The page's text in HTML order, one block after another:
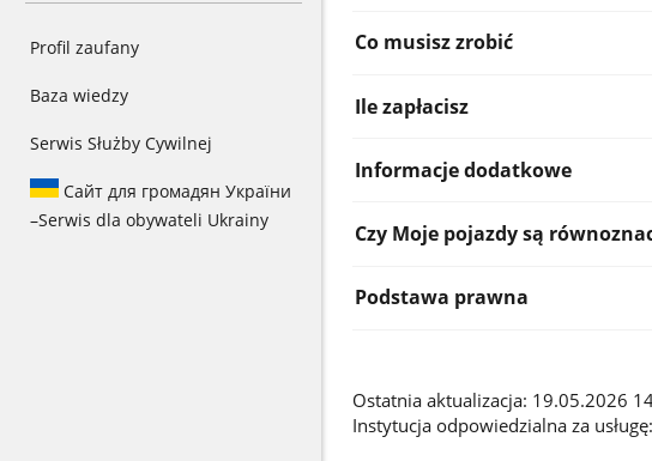
Profil zaufany
Baza wiedzy
Serwis Służby Cywilnej
Сайт для громадян України
–Serwis dla obywateli Ukrainy
Co musisz zrobić
Ile zapłacisz
Informacje dodatkowe
Czy Moje pojazdy są
Podstawa prawna
Ostatnia aktualizacja: 19.05.2026
Instytucja odpowiedzialna za